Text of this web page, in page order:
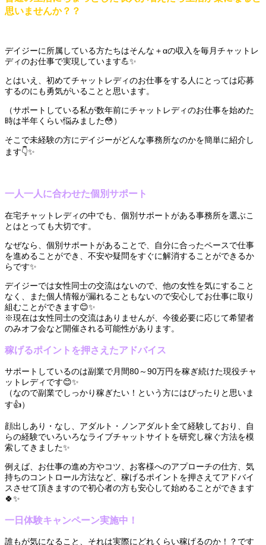
思いませんか？？
デイジーに所属している方たちはそんな＋αの収入を毎月チャットレ
ディのお仕事で実現しています💪✨
とはいえ、初めてチャットレディのお仕事をする人にとっては応募
するのにも勇気がいることと思います。
（サポートしている私が数年前にチャットレディのお仕事を始めた
時は半年くらい悩みました😳）
そこで未経験の方にデイジーがどんな事務所なのかを簡単に紹介し
ます👇✨
一人一人に合わせた個別サポート
在宅チャットレディの中でも、個別サポートがある事務所を選ぶこ
とはとっても大切です。
なぜなら、個別サポートがあることで、自分に合ったペースで仕事
を進めることができ、不安や疑問をすぐに解消することができるか
らです✨
デイジーでは女性同士の交流はないので、他の女性を気にすること
なく、また個人情報が漏れることもないので安心してお仕事に取り
組むことができます😊✨
※現在は女性同士の交流はありませんが、今後必要に応じて希望者
のみオフ会など開催される可能性があります。
稼げるポイントを押さえたアドバイス
サポートしているのは副業で月間80～90万円を稼ぎ続けた現役チャ
ットレディです😊✨
（なので副業でしっかり稼ぎたい！という方にはぴったりと思いま
す👍）
顔出しあり・なし、アダルト・ノンアダルト全て経験しており、自
らの経験でいろいろなライブチャットサイトを研究し稼ぐ方法を模
索してきました✨
例えば、お仕事の進め方やコツ、お客様へのアプローチの仕方、気
持ちのコントロール方法など、稼げるポイントを押さえてアドバイ
スさせて頂きますので初心者の方も安心して始めることができます
🍀✨
一日体験キャンペーン実施中！
誰もが気になること、それは実際にどれくらい稼げるのか！？です